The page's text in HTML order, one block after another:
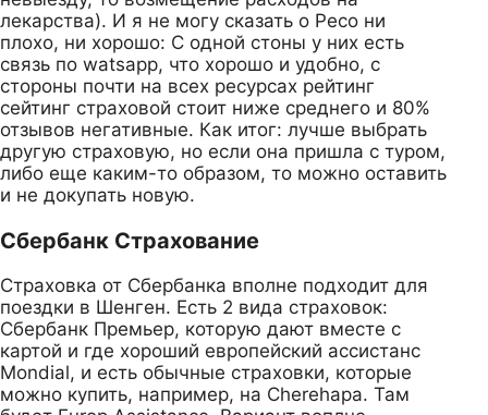
лекарства). И я не могу сказать о Ресо ни
плохо, ни хорошо: С одной стоны у них есть
связь по watsapp, что хорошо и удобно, с
стороны почти на всех ресурсах рейтинг
сейтинг страховой стоит ниже среднего и 80%
отзывов негативные. Как итог: лучше выбрать
другую страховую, но если она пришла с туром,
либо еще каким-то образом, то можно оставить
и не докупать новую.
Сбербанк Страхование
Страховка от Сбербанка вполне подходит для
поездки в Шенген. Есть 2 вида страховок:
Сбербанк Премьер, которую дают вместе с
картой и где хороший европейский ассистанс
Mondial, и есть обычные страховки, которые
можно купить, например, на Cherehapa. Там